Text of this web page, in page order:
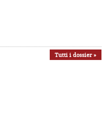
Tutti i dossier »